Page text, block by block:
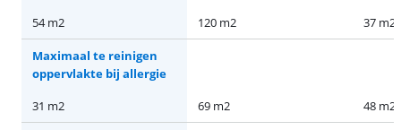
54 m2
120 m2 37 m2
Maximaal te reinigen
oppervlakte bij allergie
31 m2
69 m2 48 m2